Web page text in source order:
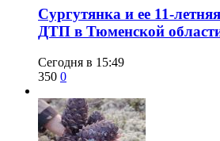
Сургутянка и ее 11-
ДТП в Тюменской
Сегодня в 15:49
350 0